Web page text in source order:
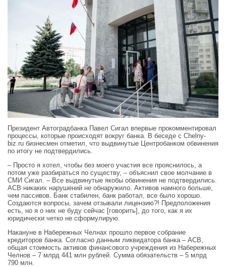
Президент Автоградбанка Павел Сигал впервые прокомментировал
процессы, которые происходят вокруг банка. В беседе с Chelny-
biz.ru бизнесмен отметил, что выдвинутые Центробанком обвинения
по итогу не подтвердились.
– Просто я хотел, чтобы без моего участия все прояснилось, а
потом уже разбираться по существу, – объяснил свое молчание в
СМИ Сигал. – Все выдвинутые якобы обвинения не подтвердились.
АСВ никаких нарушений не обнаружило. Активов намного больше,
чем пассивов. Банк стабилен, банк работал, все было хорошо.
Создаются вопросы, зачем отзывали лицензию?! Предположения
есть, но я о них не буду сейчас [говорить], до того, как я их
юридически четко не сформулирую.
Накануне в Набережных Челнах прошло первое собрание
кредиторов банка. Согласно данным ликвидатора банка – АСВ,
общая стоимость активов финансового учреждения из Набережных
Челнов – 7 млрд 441 млн рублей. Сумма обязательств – 5 млрд
790 млн.